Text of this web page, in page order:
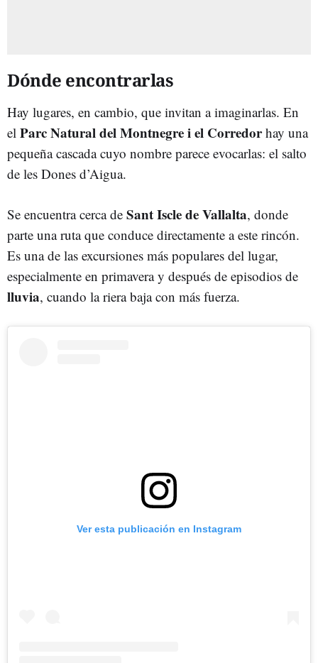
Dónde encontrarlas
Hay lugares, en cambio, que invitan a imaginarlas. En
el Parc Natural del Montnegre i el Corredorhay una
pequeña cascada cuyo nombre parece evocarlas: el salto
de les Dones d’Aigua.
Se encuentra cerca de Sant Iscle de Vallalta, donde
parte una ruta que conduce directamente a este rincón.
Es una de las excursiones más populares del lugar,
especialmente en primavera y después de episodios de
lluvia, cuando la riera baja con más fuerza.
Ver esta publicación en Instagram